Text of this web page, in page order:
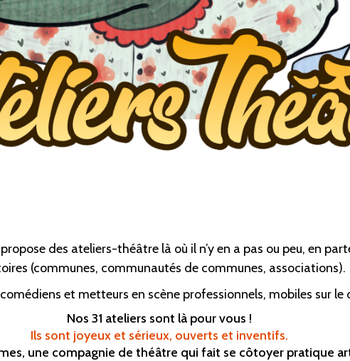
propose des ateliers-théâtre là où il n’y en a pas ou peu, en
(communes, communautés de communes, associations).
et metteurs en scène professionnels, mobiles sur le
Nos 31 ateliers sont là pour vous !
Ils sont joyeux et sérieux, ouverts et inventifs.
une compagnie de théâtre qui fait se côtoyer pratique